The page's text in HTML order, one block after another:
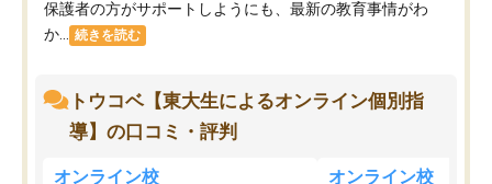
保護者の方がサポートしようにも、最新の教育事情がわ
か...
続きを読む
トウコベ【東大生によるオンライン個別指
導】の口コミ・評判
オンライン校 オンライン校